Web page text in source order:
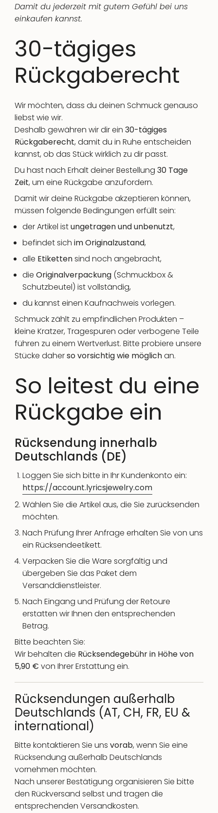
Damit du jederzeit mit gutem Gefühl bei uns
einkaufen kannst.
30-tägiges
Rückgaberecht
Wir möchten, dass du deinen Schmuck genauso
liebst wie wir.
Deshalb gewähren wir dir ein 30-tägiges
Rückgaberecht, damit du in Ruhe entscheiden
kannst, ob das Stück wirklich zu dir passt.
Du hast nach Erhalt deiner Bestellung 30 Tage
Zeit, um eine Rückgabe anzufordern.
Damit wir deine Rückgabe akzeptieren können,
müssen folgende Bedingungen erfüllt sein:
der Artikel istungetragen und unbenutzt,
befindet sich im Originalzustand,
alle Etikettensind noch angebracht,
die Originalverpackung (Schmuckbox &
Schutzbeutel) ist vollständig,
du kannst einen Kaufnachweis vorlegen.
Schmuck zählt zu empfindlichen Produkten –
kleine Kratzer, Tragespuren oder verbogene Teile
führen zu einem Wertverlust. Bitte probiere unsere
Stücke daherso vorsichtig wie möglichan.
So leitest du eine
Rückgabe ein
Rücksendung innerhalb
Deutschlands (DE)
Loggen Sie sich bitte in Ihr Kundenkonto ein:
https://account.lyricsjewelry.com
Wählen Sie die Artikel aus, die Sie zurücksenden
möchten.
Nach Prüfung Ihrer Anfrage erhalten Sie von uns
ein Rücksendeetikett.
Verpacken Sie die Ware sorgfältig und
übergeben Sie das Paket dem
Versanddienstleister.
Nach Eingang und Prüfung der Retoure
erstatten wir Ihnen den entsprechenden
Betrag.
Bitte beachten Sie:
Wir behalten die Rücksendegebührin Höhe von
5,90 € von Ihrer Erstattung ein.
Rücksendungen außerhalb
Deutschlands (AT, CH, FR, EU &
international)
Bitte kontaktieren Sie uns vorab, wenn Sie eine
Rücksendung außerhalb Deutschlands
vornehmen möchten.
Nach unserer Bestätigung organisieren Sie bitte
den Rückversand selbst und tragen die
entsprechenden Versandkosten.